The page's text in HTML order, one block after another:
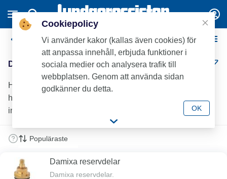
Damixa Reservdelar
Damixa Reservdelar (3)
Hitta reservdelar till Damixa blandare och duschprodukter
hos Lundagrossisten – kvalitet för professionella
installationer.
Damixa reservdelar
Damixa reservdelar.
Cookiepolicy
Vi använder kakor (kallas även cookies) för
att anpassa innehåll, erbjuda funktioner i
sociala medier och analysera trafik till
webbplatsen. Genom att använda sidan
godkänner du detta.
OK